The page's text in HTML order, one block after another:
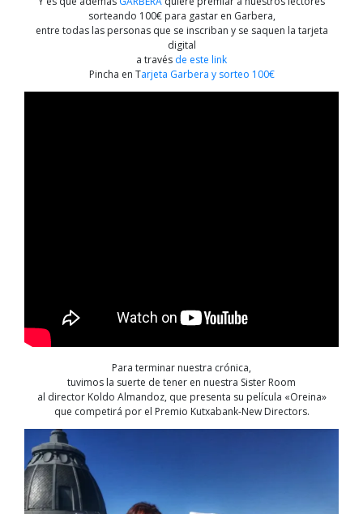
sorteando 100€ para gastar en Garbera,
entre todas las personas que se inscriban y se saquen la tarjeta
digital
a través de este link
Pincha en Tarjeta Garbera y sorteo 100€
Para terminar nuestra crónica,
tuvimos la suerte de tener en nuestra Sister Room
al director Koldo Almandoz, que presenta su película «Oreina»
que competirá por el Premio Kutxabank-New Directors.